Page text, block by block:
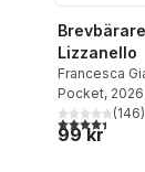
Lizzanello
Francesca
Pocket, 2026
4,4utav 5(146)
99 kr